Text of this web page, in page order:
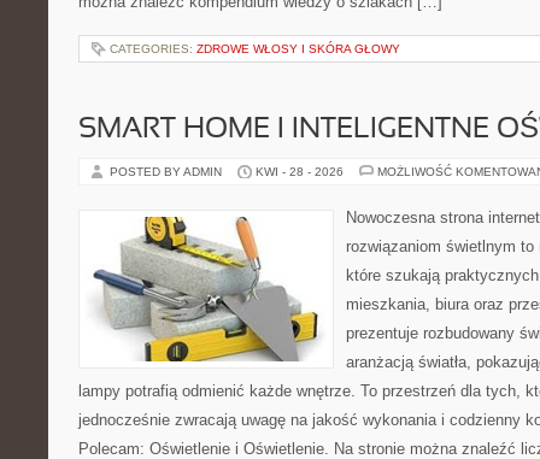
CATEGORIES: ZDROWE WŁOSY I SKÓRA GŁOWY
SMART HOME I INTELIGENTNE
POSTED BY ADMIN KWI - 28 - 2026 MOŻLIWOŚĆ
Nowoczesna strona
rozwiązaniom świetlnym
które szukają
mieszkania, biura oraz
prezentuje rozbudowany
aranżacją światła,
lampy potrafią odmienić każde wnętrze. To przestrzeń dla tych,
jednocześnie zwracają uwagę na jakość wykonania i codzienny
Polecam: Oświetlenie i Oświetlenie. Na stronie można znaleźć